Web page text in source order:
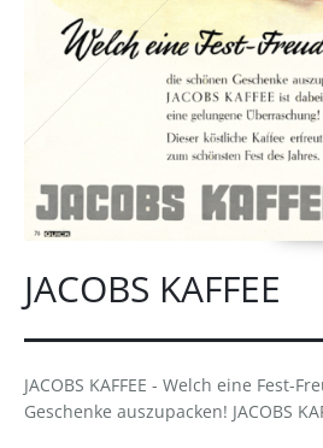
JACOBS KAFFEE
JACOBS KAFFEE - Welch eine Fest-
Geschenke auszupacken! JACOBS